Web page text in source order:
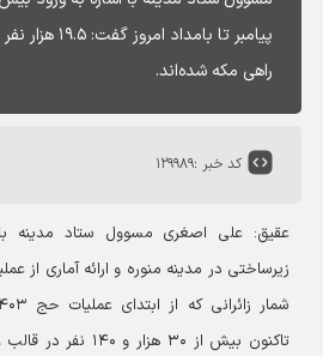
پیامبر تا بامداد
راهی مکه شده‌اند.
کد خبر :۱۲۹۹۸۹
عقیق:علی اصغری مسوول ستاد مدینه با